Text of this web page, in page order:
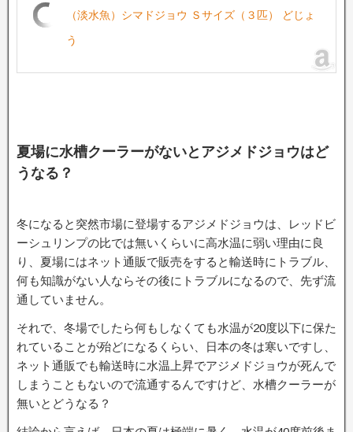
（淡水魚）シマドジョウ Ｓサイズ（３匹） どじょ
う
夏場に水槽クーラーがないとアジメドジョウはど
うなる？
冬になると突然市場に登場するアジメドジョウは、レッドビ
ーシュリンプの比では無いくらいに高水温に弱い理由に良
り、夏場にはネット通販で販売をすると輸送時にトラブル、
何も知識がない人ならその後にトラブルになるので、先ず流
通していません。
それで、冬場でしたら何もしなくても水温が20度以下に保た
れていることが殆どになるくらい、日本の冬は寒いですし、
ネット通販でも輸送時に水温上昇でアジメドジョウが死んで
しまうこともないので流通するんですけど、水槽クーラーが
無いとどうなる？